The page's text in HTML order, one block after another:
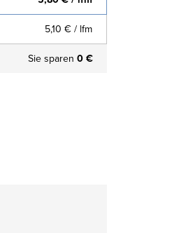
5,10 € / lfm
Sie sparen 0 €